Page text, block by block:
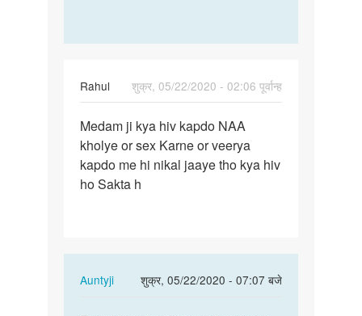
Rahul
शुक्र, 05/22/2020 - 02:06 पूर्वान्ह
Medam
ji
kya
hiv
Medam ji kya hiv kapdo NAA
kholye or sex Karne or veerya
kapdo me hi nikal jaaye tho kya hiv
ho Sakta h
Auntyji
शुक्र, 05/22/2020 - 07:07 बजे
In